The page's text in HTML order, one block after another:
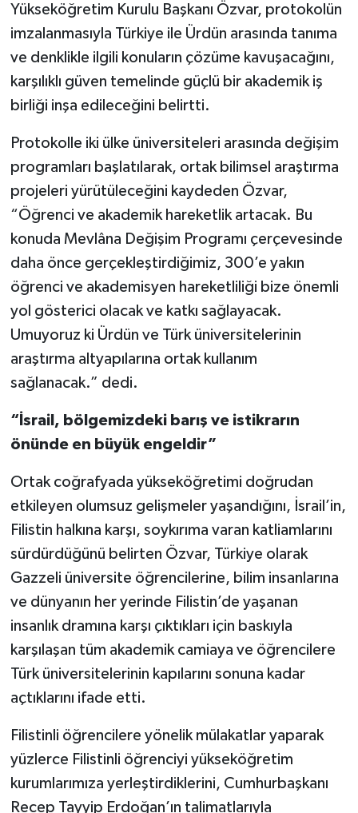
Yükseköğretim Kurulu Başkanı Özvar, protokolün
imzalanmasıyla Türkiye ile Ürdün arasında tanıma
ve denklikle ilgili konuların çözüme kavuşacağını,
karşılıklı güven temelinde güçlü bir akademik iş
birliği inşa edileceğini belirtti.
Protokolle iki ülke üniversiteleri arasında değişim
programları başlatılarak, ortak bilimsel araştırma
projeleri yürütüleceğini kaydeden Özvar,
“Öğrenci ve akademik hareketlik artacak. Bu
konuda Mevlâna Değişim Programı çerçevesinde
daha önce gerçekleştirdiğimiz, 300’e yakın
öğrenci ve akademisyen hareketliliği bize önemli
yol gösterici olacak ve katkı sağlayacak.
Umuyoruz ki Ürdün ve Türk üniversitelerinin
araştırma altyapılarına ortak kullanım
sağlanacak.” dedi.
“İsrail, bölgemizdeki barış ve istikrarın
önünde en büyük engeldir”
Ortak coğrafyada yükseköğretimi doğrudan
etkileyen olumsuz gelişmeler yaşandığını, İsrail’in,
Filistin halkına karşı, soykırıma varan katliamlarını
sürdürdüğünü belirten Özvar, Türkiye olarak
Gazzeli üniversite öğrencilerine, bilim insanlarına
ve dünyanın her yerinde Filistin’de yaşanan
insanlık dramına karşı çıktıkları için baskıyla
karşılaşan tüm akademik camiaya ve öğrencilere
Türk üniversitelerinin kapılarını sonuna kadar
açtıklarını ifade etti.
Filistinli öğrencilere yönelik mülakatlar yaparak
yüzlerce Filistinli öğrenciyi yükseköğretim
kurumlarımıza yerleştirdiklerini, Cumhurbaşkanı
Recep Tayyip Erdoğan’ın talimatlarıyla